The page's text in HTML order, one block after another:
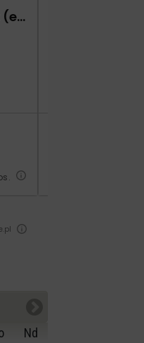
Royal Brayka Beach Resort (ex Zee Brayka)
Nd